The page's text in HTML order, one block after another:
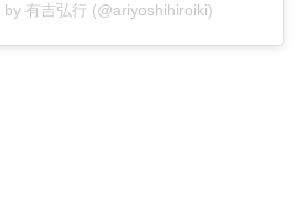
有吉弘行 (@ariyoshihiroiki)